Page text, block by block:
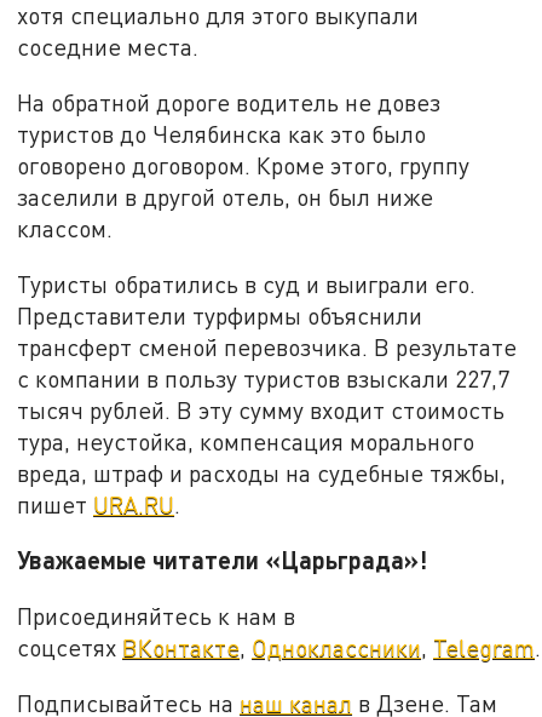
хотя специально для этого выкупали
соседние места.
На обратной дороге водитель не довез
туристов до Челябинска как это было
оговорено договором. Кроме этого, группу
заселили в другой отель, он был ниже
классом.
Туристы обратились в суд и выиграли его.
Представители турфирмы объяснили
трансферт сменой перевозчика. В результате
с компании в пользу туристов взыскали 227,7
тысяч рублей. В эту сумму входит стоимость
тура, неустойка, компенсация морального
вреда, штраф и расходы на судебные тяжбы,
пишет URA.RU
Уважаемые читатели «Царьграда»!
Присоединяйтесь к нам в
соцсетях ВКонтакте, Одноклассники, Telegram.
Подписывайтесь на наш канал в Дзене. Там